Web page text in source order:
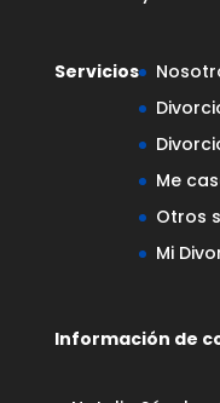
Servicios
Me
Otros
Mi
Información de